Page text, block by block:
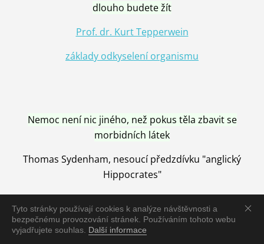
Tyto stránky používají cookies k analýze návštěvnosti a
bezpečnému provozování stránek. Používáním tohoto webu
vyjadřujete souhlas. Další informace
dlouho budete žít
Prof. dr. Kurt Tepperwein
základy odkyselení organismu
Nemoc není nic jiného, než pokus těla zbavit se
morbidních látek
Thomas Sydenham, nesoucí předzdívku "anglický
Hippocrates"
Nemoc je vyléčena jen pomocí Přírody, neutralizací a